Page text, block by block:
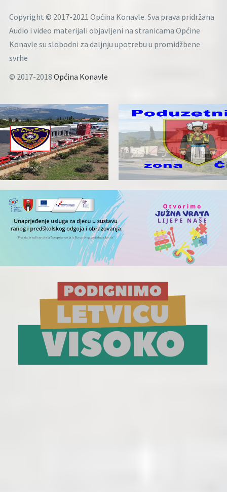
Copyright © 2017-2021 Općina Konavle. Sva prava pridržana
Audio i video materijali objavljeni na stranicama Općine
Konavle su slobodni za daljnju upotrebu u promidžbene
svrhe
© 2017-2018 Općina Konavle